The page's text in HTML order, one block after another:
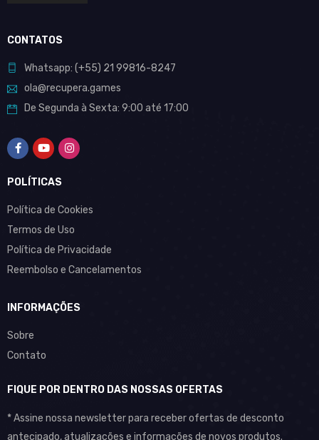
CONTATOS
Whatsapp: (+55) 21 99816-8247
ola@recupera.games
De Segunda à Sexta: 9:00 até 17:00
POLÍTICAS
Política de Cookies
Termos de Uso
Política de Privacidade
Reembolso e Cancelamentos
INFORMAÇÕES
Sobre
Contato
FIQUE POR DENTRO DAS NOSSAS OFERTAS
* Assine nossa newsletter para receber ofertas de desconto
antecipado, atualizações e informações de novos produtos.